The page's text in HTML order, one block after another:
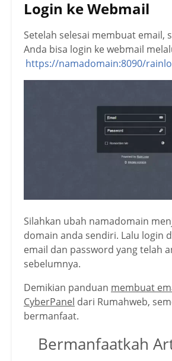
Login ke Webmail
Setelah selesai membuat email,
Anda bisa login ke webmail
https://namadomain:8090/
Silahkan ubah namadomain
domain anda sendiri. Lalu login
email dan password yang telah
sebelumnya.
Demikian panduan membuat
CyberPanel dari Rumahweb,
bermanfaat.
Bermanfaatkah